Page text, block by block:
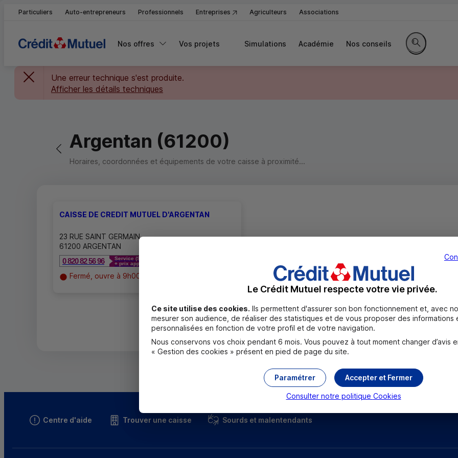
Particuliers Auto-entrepreneurs Professionnels Entreprises Agriculteurs Associations
Nos offres Vos projets Simulations Académie Nos conseils
Rechercher
Une erreur technique s'est produite.
Afficher les détails techniques
Retour vers la page précédente
Argentan (61200)
Horaires, coordonnées et équipements de votre caisse à proximité...
CAISSE DE CREDIT MUTUEL D'ARGENTAN
23 RUE SAINT GERMAIN
61200 ARGENTAN
0 820 82 56 96
Service (Service 0,12 €/min + prix appel)
+ prix appel
Fermé, ouvre à 9h00
Toutes les localités
Centre d'aide Trouver une caisse Sourds et malentendants
Le Crédit Mutuel respecte votre vie privée.
Ce site utilise des cookies. Ils permettent d'assurer son bon fonctionnement et, avec
mesurer son audience, de réaliser des statistiques et de vous proposer des informations
personnalisées en fonction de votre profil et de votre navigation.
Nous conservons vos choix pendant 6 mois. Vous pouvez à tout moment changer d’avis
« Gestion des cookies » présent en pied de page du site.
Accepter et Fermer
Paramétrer
Consulter notre politique Cookies